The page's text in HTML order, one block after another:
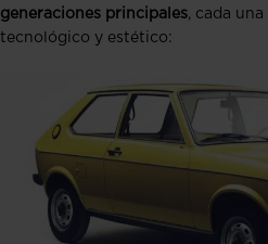
generaciones principales, cada
tecnológico y estético: